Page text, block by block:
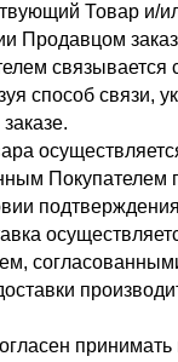
Товар и/
Продавцом
связывается
способ связи,